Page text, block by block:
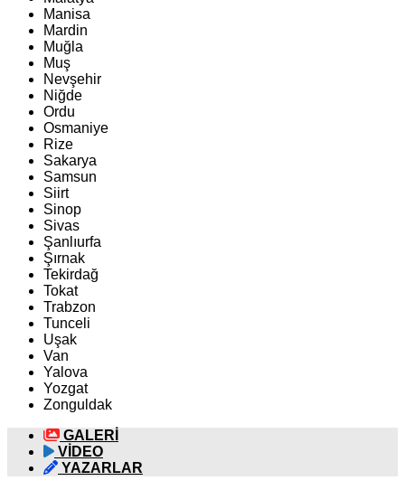
Manisa
Mardin
Muğla
Muş
Nevşehir
Niğde
Ordu
Osmaniye
Rize
Sakarya
Samsun
Siirt
Sinop
Sivas
Şanlıurfa
Şırnak
Tekirdağ
Tokat
Trabzon
Tunceli
Uşak
Van
Yalova
Yozgat
Zonguldak
GALERİ
VİDEO
YAZARLAR